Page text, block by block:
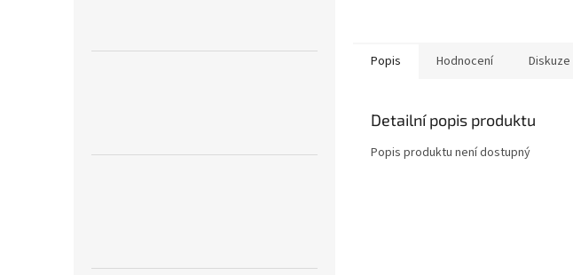
Popis Hodnocení Diskuze
Detailní popis produktu
Popis produktu není dostupný